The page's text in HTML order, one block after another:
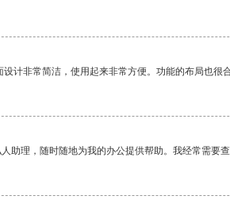
计非常简洁，使用起来非常方便。功能的布局也很
助理，随时随地为我的办公提供帮助。我经常需要